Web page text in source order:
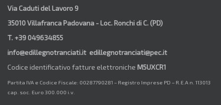
Via Caduti del Lavoro 9
35010 Villafranca Padovana - Loc. Ronchi di C. (PD)
T. +39 049634855
info@edillegnotranciati.it edillegnotranciati@pec.it
Codice identificativo fatture elettroniche M5UXCR1
Partita IVA e Codice Fiscale: 00287790281 – Registro Imprese PD – R.E.A n. 113013
cap. soc. Euro 300.000 i.v.